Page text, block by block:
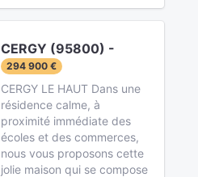
CERGY (95800) -
294 900 €
CERGY LE HAUT Dans une
résidence calme, à
proximité immédiate des
écoles et des commerces,
nous vous proposons cette
jolie maison qui se compose